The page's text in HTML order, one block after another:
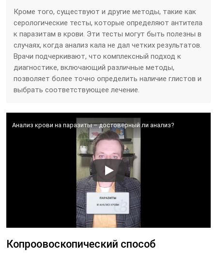
Кроме того, существуют и другие методы, такие как
серологические тесты, которые определяют антитела
к паразитам в крови. Эти тесты могут быть полезны в
случаях, когда анализ кала не дал четких результатов.
Врачи подчеркивают, что комплексный подход к
диагностике, включающий различные методы,
позволяет более точно определить наличие глистов и
выбрать соответствующее лечение.
Анализ крови на паразиты – достоверный ли анализ?
Копроовоскопический способ